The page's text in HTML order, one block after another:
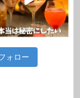
ォロー